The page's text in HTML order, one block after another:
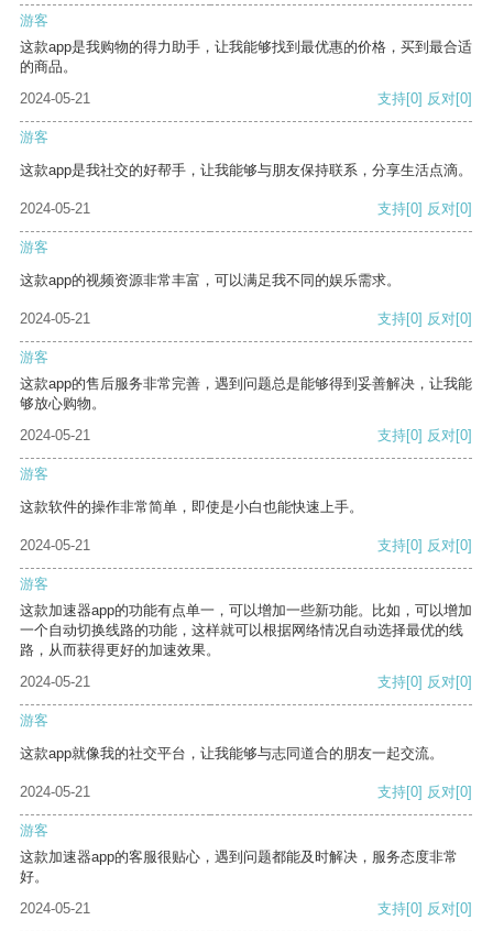
游客
这款app是我购物的得力助手，让我能够找到最优惠的价格，买到最合适
的商品。
2024-05-21
支持[0] 反对[0]
游客
这款app是我社交的好帮手，让我能够与朋友保持联系，分享生活点滴。
2024-05-21 支持[0] 反对[0]
游客
这款app的视频资源非常丰富，可以满足我不同的娱乐需求。
2024-05-21 支持[0] 反对[0]
游客
这款app的售后服务非常完善，遇到问题总是能够得到妥善解决，让我能
够放心购物。
2024-05-21
支持[0] 反对[0]
游客
这款软件的操作非常简单，即使是小白也能快速上手。
2024-05-21 支持[0] 反对[0]
游客
这款加速器app的功能有点单一，可以增加一些新功能。比如，可以增加
一个自动切换线路的功能，这样就可以根据网络情况自动选择最优的线
路，从而获得更好的加速效果。
2024-05-21
支持[0] 反对[0]
游客
这款app就像我的社交平台，让我能够与志同道合的朋友一起交流。
2024-05-21 支持[0] 反对[0]
游客
这款加速器app的客服很贴心，遇到问题都能及时解决，服务态度非常
好。
2024-05-21
支持[0] 反对[0]